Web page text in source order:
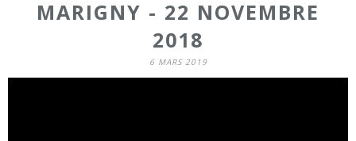
MARIGNY - 22 NOVEMBRE
2018
6 MARS 2019